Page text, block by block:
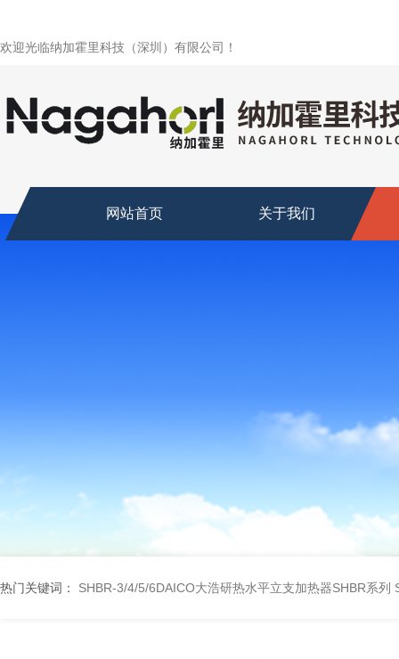
欢迎光临纳加霍里科技（深圳）有限公司！
网站首页 关于我们
热门关键词： SHBR-3/4/5/6DAICO大浩研热水平立支加热器SHBR系列